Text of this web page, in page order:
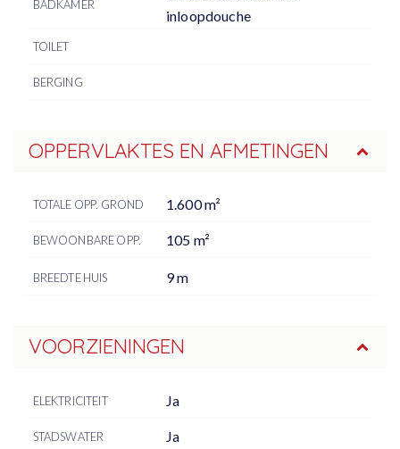
BADKAMER
inloopdouche
TOILET
BERGING
OPPERVLAKTES EN AFMETINGEN
TOTALE OPP. GROND 1.600 m²
BEWOONBARE OPP. 105 m²
BREEDTE HUIS 9 m
VOORZIENINGEN
ELEKTRICITEIT Ja
STADSWATER Ja